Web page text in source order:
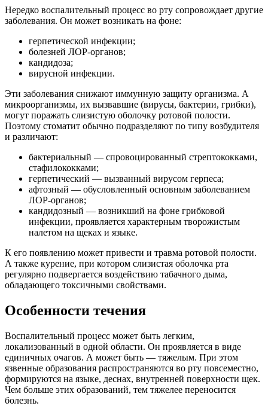
Нередко воспалительный процесс во рту сопровождает другие
заболевания. Он может возникать на фоне:
герпетической инфекции;
болезней ЛОР-органов;
кандидоза;
вирусной инфекции.
Эти заболевания снижают иммунную защиту организма. А
микроорганизмы, их вызвавшие (вирусы, бактерии, грибки),
могут поражать слизистую оболочку ротовой полости.
Поэтому стоматит обычно подразделяют по типу возбудителя
и различают:
бактериальный — спровоцированный стрептококками,
стафилококками;
герпетический — вызванный вирусом герпеса;
афтозный — обусловленный основным заболеванием
ЛОР-органов;
кандидозный — возникший на фоне грибковой
инфекции, проявляется характерным творожистым
налетом на щеках и языке.
К его появлению может привести и травма ротовой полости.
А также курение, при котором слизистая оболочка рта
регулярно подвергается воздействию табачного дыма,
обладающего токсичными свойствами.
Особенности течения
Воспалительный процесс может быть легким,
локализованный в одной области. Он проявляется в виде
единичных очагов. А может быть — тяжелым. При этом
язвенные образования распространяются во рту повсеместно,
формируются на языке, деснах, внутренней поверхности щек.
Чем больше этих образований, тем тяжелее переносится
болезнь.